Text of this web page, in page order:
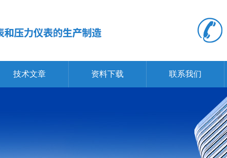
技术文章 资料下载 联系我们